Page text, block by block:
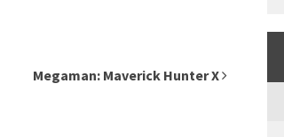
Megaman: Maverick Hunter X